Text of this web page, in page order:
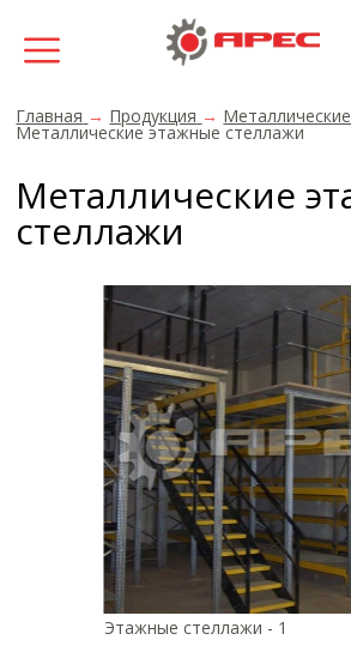
Главная → Продукция →
Металлические этажные стеллажи
Металлические
стеллажи
Этажные стеллажи - 1